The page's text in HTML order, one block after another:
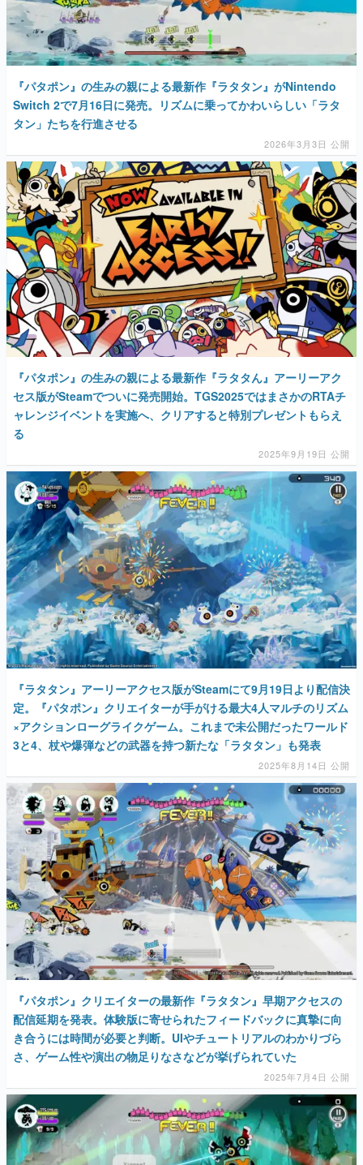
『パタポン』の生みの親による最新作『ラタタン』がNintendo
Switch 2で7月16日に発売。リズムに乗ってかわいらしい「ラタ
タン」たちを行進させる
2026年3月3日 公開
『パタポン』の生みの親による最新作『ラタタん』アーリーアク
セス版がSteamでついに発売開始。TGS2025ではまさかのRTAチ
ャレンジイベントを実施へ、クリアすると特別プレゼントもらえ
る
2025年9月19日 公開
『ラタタン』アーリーアクセス版がSteamにて9月19日より配信決
定。『パタポン』クリエイターが手がける最大4人マルチのリズム
×アクションローグライクゲーム。これまで未公開だったワールド
3と4、杖や爆弾などの武器を持つ新たな「ラタタン」も発表
2025年8月14日 公開
『パタポン』クリエイターの最新作『ラタタン』早期アクセスの
配信延期を発表。体験版に寄せられたフィードバックに真摯に向
き合うには時間が必要と判断。UIやチュートリアルのわかりづら
さ、ゲーム性や演出の物足りなさなどが挙げられていた
2025年7月4日 公開